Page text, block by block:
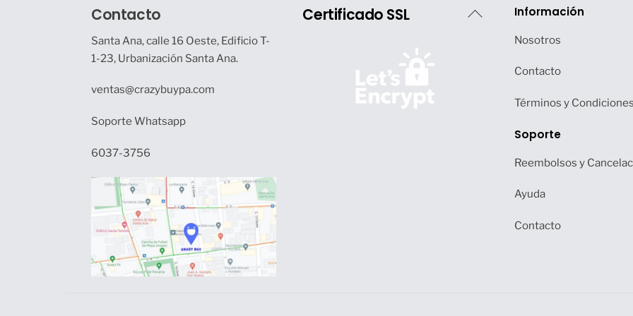
Back
Contacto
Santa Ana, calle 16 Oeste, Edificio T-
1-23, Urbanización Santa Ana.
ventas@crazybuypa.com
Soporte Whatsapp
6037-3756
Certificado SSL Información
Nosotros
Contacto
Términos y
Soporte
Reembolsos y
Ayuda
Contacto